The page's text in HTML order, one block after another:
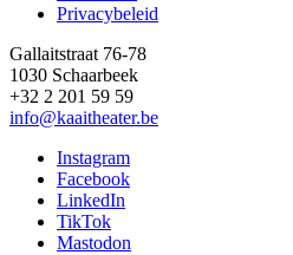
Privacybeleid
Gallaitstraat 76-78
1030 Schaarbeek
+32 2 201 59 59
info@kaaitheater.be
Instagram
Facebook
LinkedIn
TikTok
Mastodon